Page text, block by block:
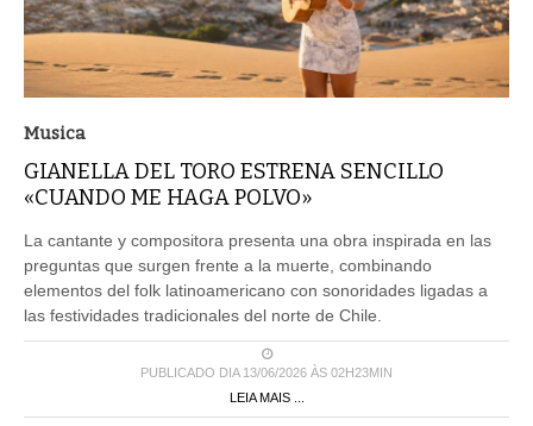
Musica
GIANELLA DEL TORO ESTRENA SENCILLO
«CUANDO ME HAGA POLVO»
La cantante y compositora presenta una obra inspirada en las
preguntas que surgen frente a la muerte, combinando
elementos del folk latinoamericano con sonoridades ligadas a
las festividades tradicionales del norte de Chile.
PUBLICADO DIA 13/06/2026 ÀS 02H23MIN
LEIA MAIS ...